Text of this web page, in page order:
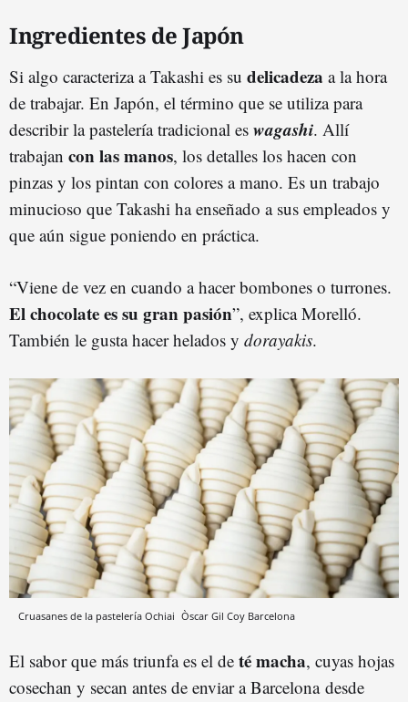
Ingredientes de Japón
Si algo caracteriza a Takashi es su delicadeza a la hora
de trabajar. En Japón, el término que se utiliza para
describir la pastelería tradicional es wagashi. Allí
trabajan con las manos, los detalles los hacen con
pinzas y los pintan con colores a mano. Es un trabajo
minucioso que Takashi ha enseñado a sus empleados y
que aún sigue poniendo en práctica.
“Viene de vez en cuando a hacer bombones o turrones.
El chocolate es su gran pasión”, explica Morelló.
También le gusta hacer helados y dorayakis.
Cruasanes de la pastelería Ochiai Òscar Gil Coy Barcelona
El sabor que más triunfa es el de té macha, cuyas hojas
cosechan y secan antes de enviar a Barcelona desde